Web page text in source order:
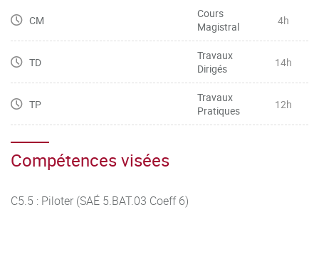
CM
Cours
Magistral
4h
TD
Travaux
Dirigés
14h
TP
Travaux
Pratiques
12h
Compétences visées
C5.5 : Piloter (SAÉ 5.BAT.03 Coeff 6)